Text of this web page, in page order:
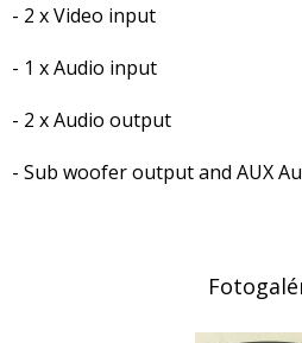
- 2 x Video input
- 1 x Audio input
- 2 x Audio output
- Sub woofer output and AUX